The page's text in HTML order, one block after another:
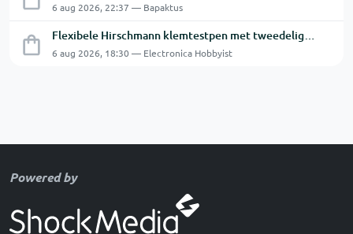
6 aug 2026, 22:37 — Bapaktus
Flexibele Hirschmann klemtestpen met tweedelige klem.
6 aug 2026, 18:30 — Electronica Hobbyist
Powered by